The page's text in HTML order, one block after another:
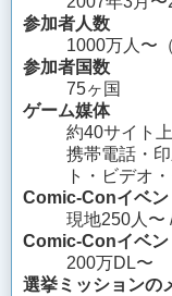
参加者人数
1000万人〜
参加者国数
75ヶ国
ゲーム媒体
約40サイト
携帯電話・
ト・ビデオ
Comic-Conイベン
現地250人〜
Comic-Conイベン
200万DL〜
選挙ミッションの